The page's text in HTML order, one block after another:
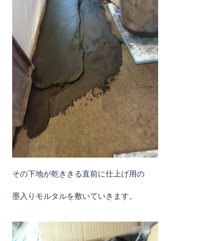
その下地が乾ききる直前に仕上げ用の
墨入りモルタルを敷いていきます。